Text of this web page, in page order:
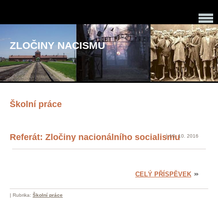
ZLOČINY NACISMU
Školní práce
Referát: Zločiny nacionálního socialismu13. 10. 2016
CELÝ PŘÍSPĚVEK
| Rubrika: Školní práce